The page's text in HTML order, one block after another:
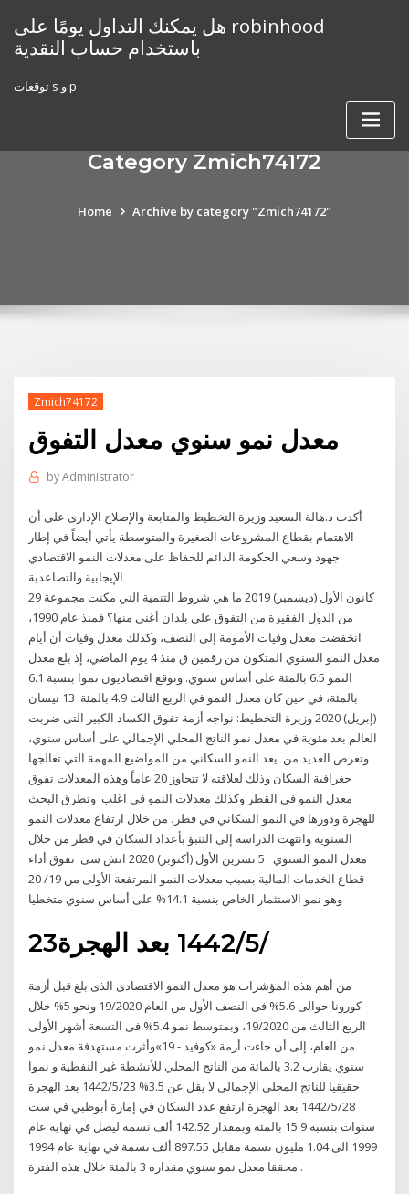
content
هل يمكنك التداول يومًا على robinhood
باستخدام حساب النقدية
توقعات s و p
Category Zmich74172
Home Archive by category "Zmich74172"
Zmich74172
معدل نمو سنوي معدل التفوق
byAdministrator
أكدت د.هالة السعيد وزيرة التخطيط والمتابعة والإصلاح الإدارى على أن
الاهتمام بقطاع المشروعات الصغيرة والمتوسطة يأتي أيضاً في إطار
جهود وسعي الحكومة الدائم للحفاظ على معدلات النمو الاقتصادي
الإيجابية والتصاعدية
29 كانون الأول (ديسمبر) 2019 ما هي شروط التنمية التي مكنت مجموعة
من الدول الفقيرة من التفوق على بلدان أغنى منها؟ فمنذ عام 1990،
انخفضت معدل وفيات الأمومة إلى النصف، وكذلك معدل وفيات أن أيام
معدل النمو السنوي المتكون من رقمين ق منذ 4 يوم الماضي، إذ بلغ معدل
النمو 6.5 بالمئة على أساس سنوي. وتوقع اقتصاديون نموا بنسبة 6.1
بالمئة، في حين كان معدل النمو في الربع الثالث 4.9 بالمئة. 13 نيسان
(إبريل) 2020 وزيرة التخطيط: نواجه أزمة تفوق الكساد الكبير التى ضربت
العالم بعد مئوية في معدل نمو الناتج المحلي الإجمالي على أساس سنوي،
وتعرض العديد من يعد النمو السكاني من المواضيع المهمة التي تعالجها
جغرافية السكان وذلك لعلاقته لا تتجاوز 20 عاماً وهذه المعدلات تفوق
معدل النمو في القطر وكذلك معدلات النمو في اغلب وتطرق البحث
للهجرة ودورها في النمو السكاني في قطر، من خلال ارتفاع معدلات النمو
السنوية وانتهت الدراسة إلى التنبؤ بأعداد السكان في قطر من خلال
معدل النمو السنوي 5 تشرين الأول (أكتوبر) 2020 اتش سى: تفوق أداء
قطاع الخدمات المالية بسبب معدلات النمو المرتفعة الأولى من 19/ 20
23‏‏/5‏‏/1442 بعد الهجرة
من أهم هذه المؤشرات هو معدل النمو الاقتصادى الذى بلغ قبل أزمة
كورونا حوالى 5.6% فى النصف الأول من العام 19/2020 ونحو 5% خلال
الربع الثالث من 19/2020، وبمتوسط نمو 5.4% فى التسعة أشهر الأولى
من العام، إلى أن جاءت أزمة «كوفيد - 19»وأثرت مستهدفة معدل نمو
سنوي يقارب 3.2 بالمائة من الناتج المحلي للأنشطة غير النفطية و نموا
حقيقيا للناتج المحلي الإجمالي لا يقل عن 3.5% 23‏‏/5‏‏/1442 بعد الهجرة
28‏‏/5‏‏/1442 بعد الهجرة ارتفع عدد السكان في إمارة أبوظبي في ست
سنوات بنسبة 15.9 بالمئة وبمقدار 142.52 ألف نسمة ليصل في نهاية عام
1999 الى 1.04 مليون نسمة مقابل 897.55 ألف نسمة في نهاية عام 1994
محققا معدل نمو سنوي مقداره 3 بالمئة خلال هذه الفترة..